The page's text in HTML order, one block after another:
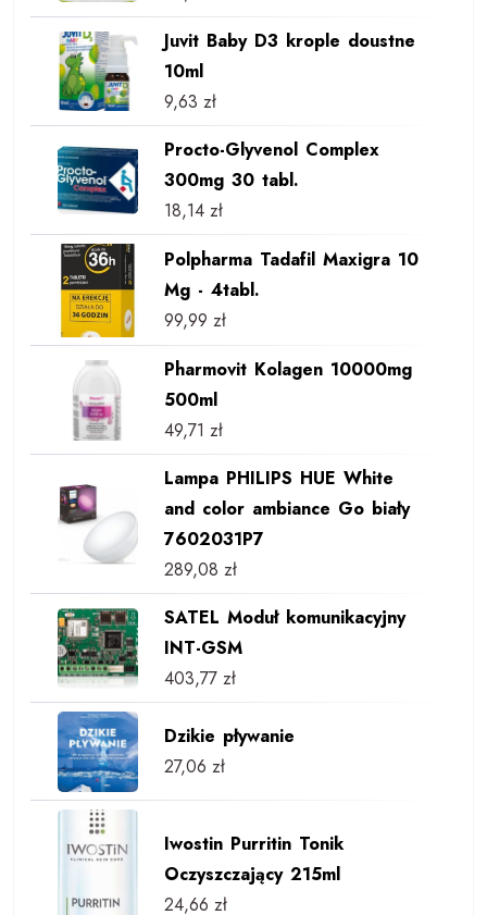
Juvit Baby D3 krople doustne
10ml
9,63 zł
Procto-Glyvenol Complex
300mg 30 tabl.
18,14 zł
Polpharma Tadafil Maxigra 10
Mg - 4tabl.
99,99 zł
Pharmovit Kolagen 10000mg
500ml
49,71 zł
Lampa PHILIPS HUE White
and color ambiance Go biały
7602031P7
289,08 zł
SATEL Moduł komunikacyjny
INT-GSM
403,77 zł
Dzikie pływanie
27,06 zł
Iwostin Purritin Tonik
Oczyszczający 215ml
24,66 zł